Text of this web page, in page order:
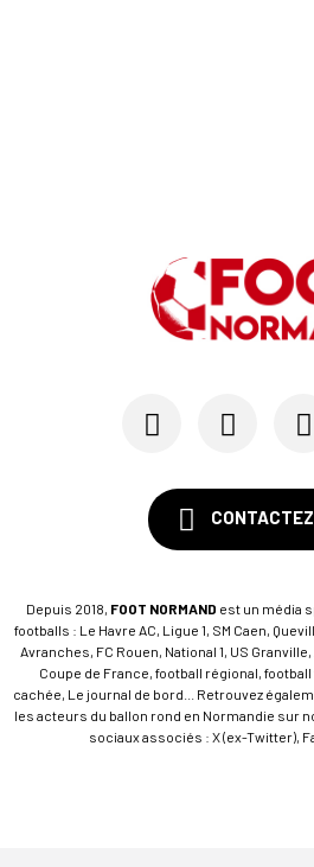
SM CAEN - MERCATO
Avec Mohamed Hafid, Malherbe
SM Caen : Julien Meilhac quitte la
Depuis 2018, FOOT NORMAND est un média
footballs : Le Havre AC, Ligue 1, SM Caen,
Avranches, FC Rouen, National 1, US
Coupe de France, football régional,
cachée, Le journal de bord... Retrouvez
les acteurs du ballon rond en Normandie sur
sociaux associés : X (ex-Twitter),